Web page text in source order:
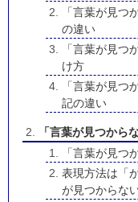
「言葉が見つ
の違い
「言葉が見つ
け方
「言葉が見つ
記の違い
「言葉が見つから
「言葉が見つ
表現方法は「
が見つからない